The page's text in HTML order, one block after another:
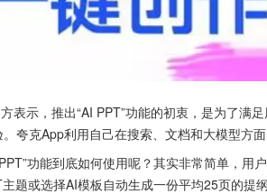
表示，推出“AI PPT”功能的初衷，是为了满
夸克App利用自己在搜索、文档和大模型方
功能到底如何使用呢？其实非常简单，用
题或选择AI模板自动生成一份平均25页的提